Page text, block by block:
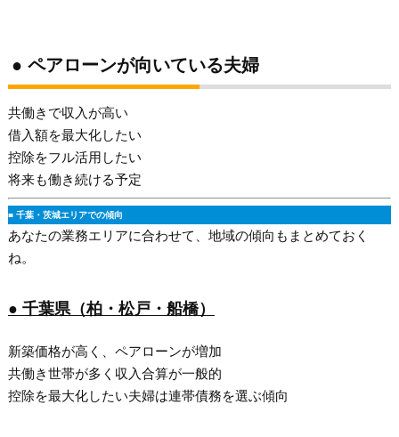
● ペアローンが向いている夫婦
共働きで収入が高い
借入額を最大化したい
控除をフル活用したい
将来も働き続ける予定
■ 千葉・茨城エリアでの傾向
あなたの業務エリアに合わせて、地域の傾向もまとめておく
ね。
● 千葉県（柏・松戸・船橋）
新築価格が高く、ペアローンが増加
共働き世帯が多く収入合算が一般的
控除を最大化したい夫婦は連帯債務を選ぶ傾向